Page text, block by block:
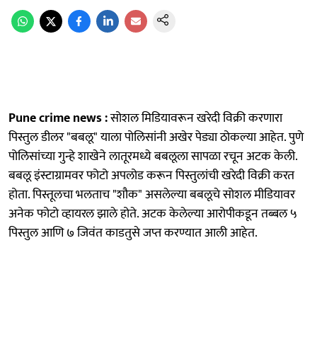
Pune crime news :सोशल मिडियावरून खरेदी विक्री करणारा
पिस्तुल डीलर "बबलू" याला पोलिसांनी अखेर पेड्या ठोकल्या आहेत. पुणे
पोलिसांच्या गुन्हे शाखेने लातूरमध्ये बबलूला सापळा रचून अटक केली.
बबलू इंस्टाग्रामवर फोटो अपलोड करून पिस्तुलांची खरेदी विक्री करत
होता. पिस्तूलचा भलताच "शौक" असलेल्या बबलूचे सोशल मीडियावर
अनेक फोटो व्हायरल झाले होते. अटक केलेल्या आरोपीकडून तब्बल ५
पिस्तुल आणि ७ जिवंत काडतुसे जप्त करण्यात आली आहेत.